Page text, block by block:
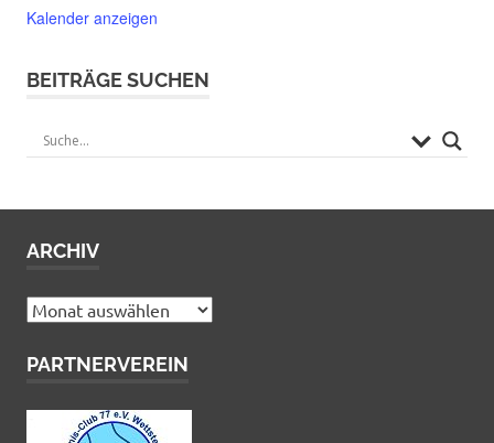
Kalender anzeigen
BEITRÄGE SUCHEN
ARCHIV
Archiv
PARTNERVEREIN